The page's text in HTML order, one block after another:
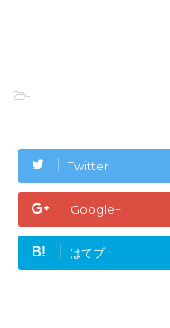
-
Twitter
Google+
B! はてブ